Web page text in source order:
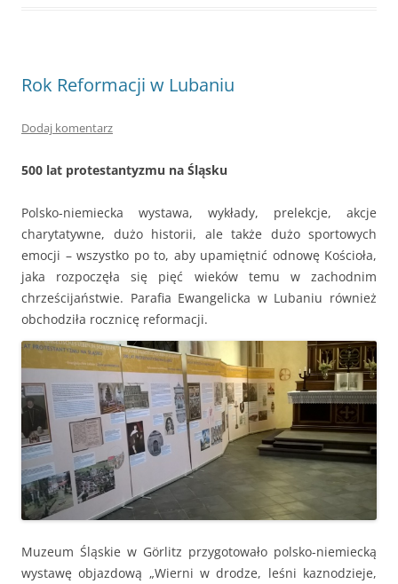
Rok Reformacji w Lubaniu
Dodaj komentarz
500 lat protestantyzmu na Śląsku
Polsko-niemiecka wystawa, wykłady, prelekcje, akcje
charytatywne, dużo historii, ale także dużo sportowych
emocji – wszystko po to, aby upamiętnić odnowę Kościoła,
jaka rozpoczęła się pięć wieków temu w zachodnim
chrześcijaństwie. Parafia Ewangelicka w Lubaniu również
obchodziła rocznicę reformacji.
Muzeum Śląskie w Görlitz przygotowało polsko-niemiecką
wystawę objazdową „Wierni w drodze, leśni kaznodzieje,